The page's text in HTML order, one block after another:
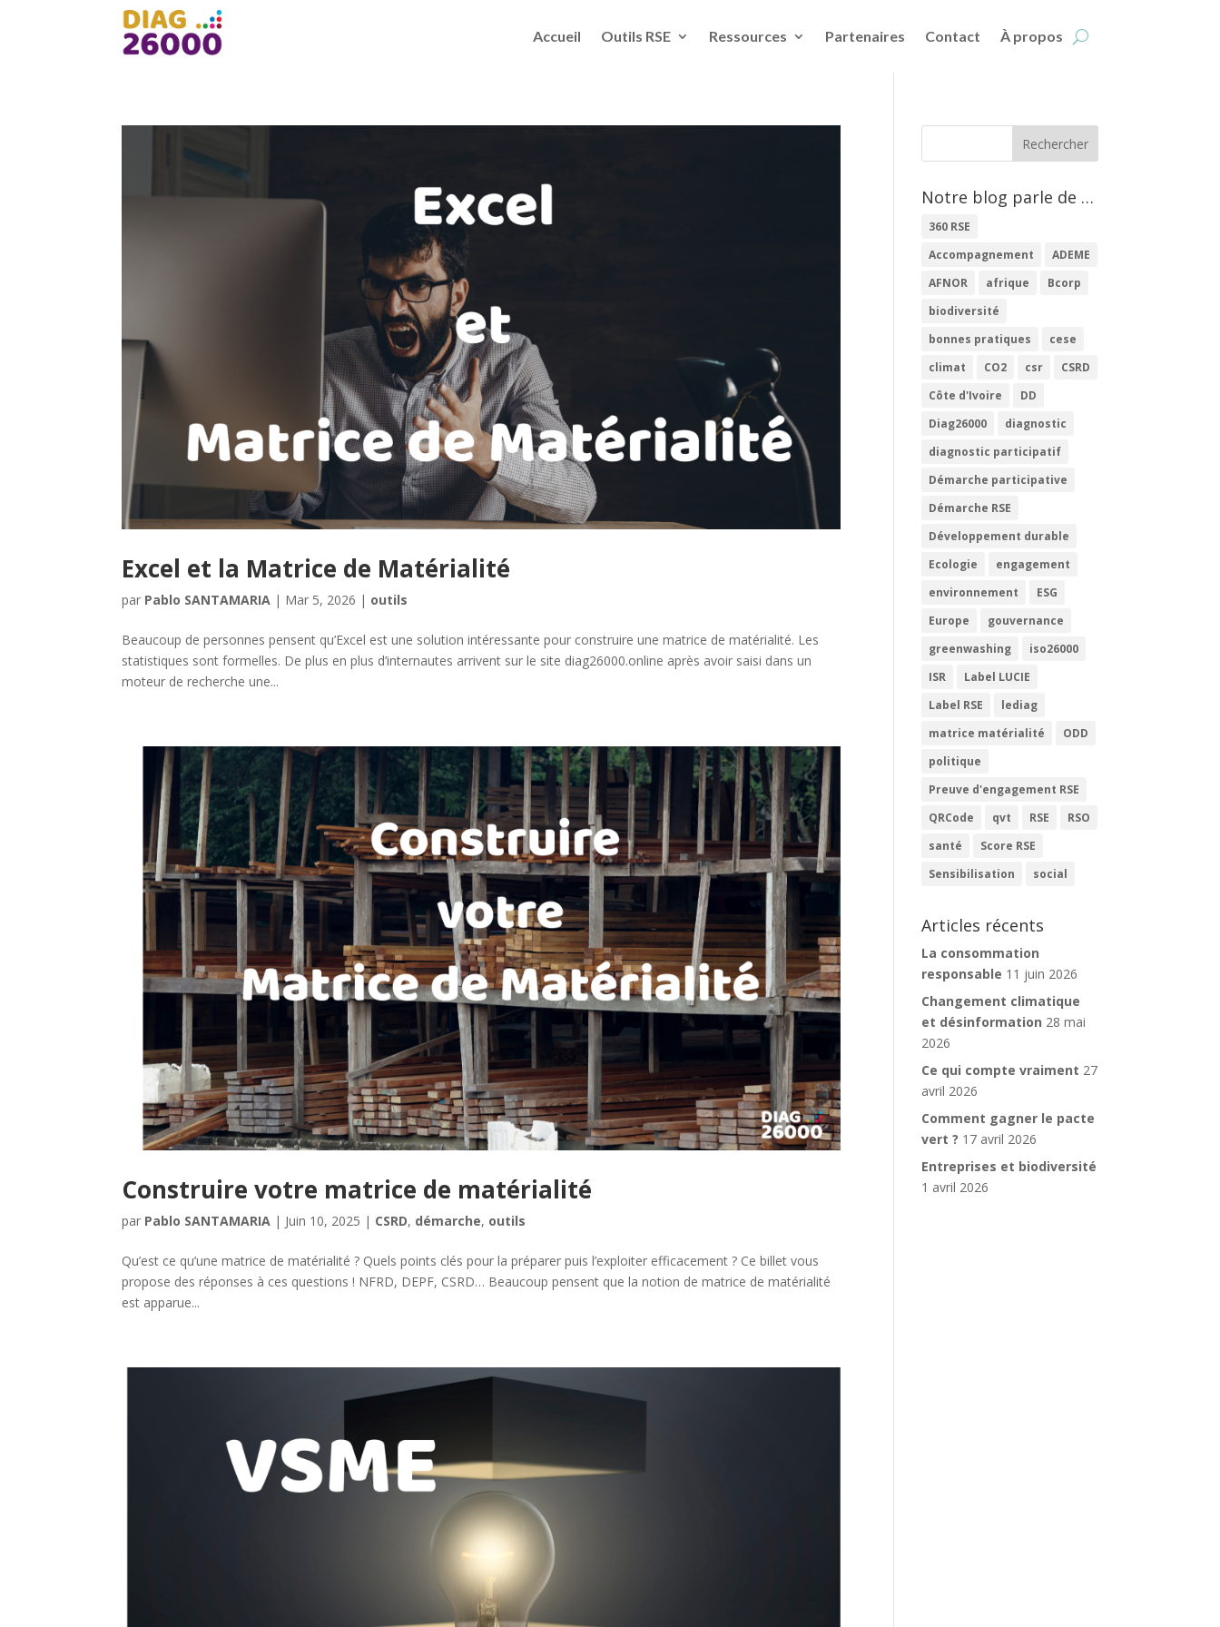
Accueil Outils RSE Ressources Partenaires Contact À propos
Excel et la Matrice de Matérialité
par Pablo SANTAMARIA | Mar 5, 2026 | outils
Beaucoup de personnes pensent qu’Excel est une solution intéressante pour construire une matrice de matérialité. Les
statistiques sont formelles. De plus en plus d’internautes arrivent sur le site diag26000.online après avoir saisi dans un
moteur de recherche une...
Construire votre matrice de matérialité
par Pablo SANTAMARIA | Juin 10, 2025 | CSRD, démarche, outils
Qu’est ce qu’une matrice de matérialité ? Quels points clés pour la préparer puis l’exploiter efficacement ? Ce billet vous
propose des réponses à ces questions ! NFRD, DEPF, CSRD… Beaucoup pensent que la notion de matrice de matérialité
est apparue...
Notre blog parle de …
360 RSE
Accompagnement
ADEME
AFNOR
afrique
Bcorp
biodiversité
bonnes pratiques
cese
climat
CO2 csr
CSRD
Côte d'Ivoire
DD
Diag26000
diagnostic
diagnostic participatif
Démarche participative
Démarche RSE
Développement durable
Ecologie
engagement
environnement
ESG
Europe
gouvernance
greenwashing
iso26000
ISR
Label LUCIE
Label RSE
lediag
matrice matérialité
ODD
politique
Preuve d'engagement RSE
QRCode
qvt RSE
RSO
santé
Score RSE
Sensibilisation
social
Articles récents
La consommation
responsable 11 juin 2026
Changement climatique
et désinformation 28 mai
2026
Ce qui compte vraiment 27
avril 2026
Comment gagner le pacte
vert ? 17 avril 2026
Entreprises et biodiversité
1 avril 2026